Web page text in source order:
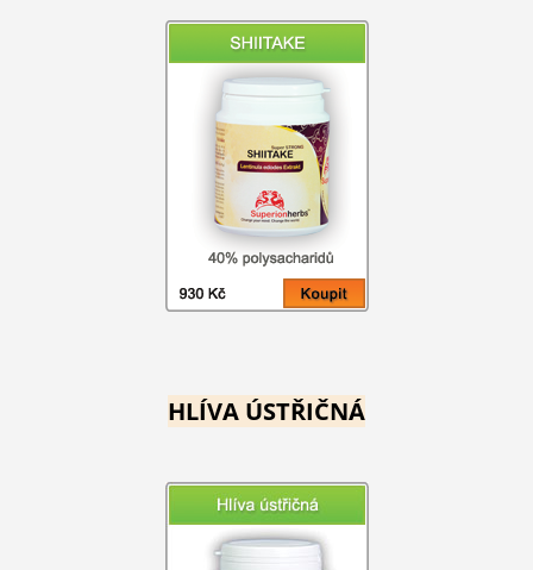
HLÍVA ÚSTŘIČNÁ